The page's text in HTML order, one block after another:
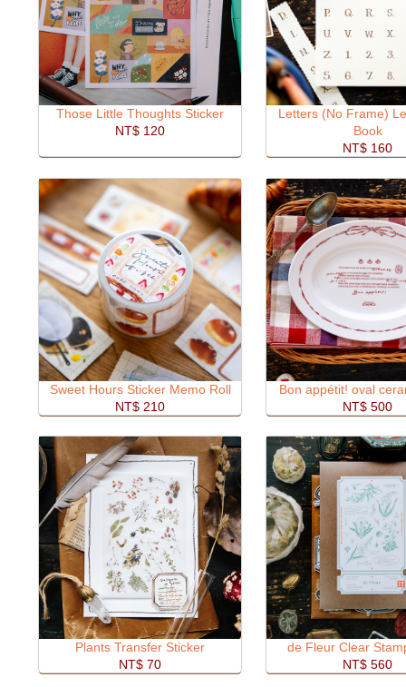
Those Little Thoughts Sticker
NT$ 120
Letters (No Frame)
Book
NT$ 160
Sweet Hours Sticker Memo Roll
NT$ 210
Bon appétit! oval
NT$ 500
Plants Transfer Sticker
NT$ 70
de Fleur Clear
NT$ 560